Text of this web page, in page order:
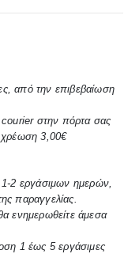
από την επιβεβαίωση
courier στην πόρτα σας
χρέωση 3,00€
1-2 εργάσιμων ημερών,
παραγγελίας.
ενημερωθείτε άμεσα
1 έως 5 εργάσιμες